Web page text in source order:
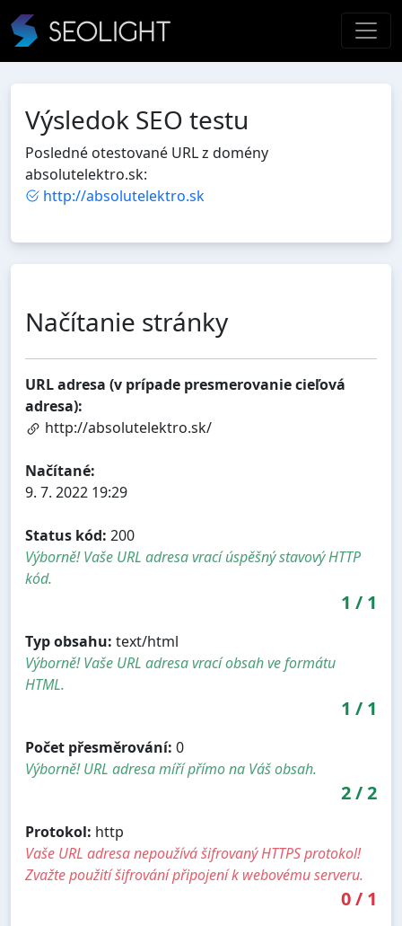
Výsledok SEO testu
Posledné otestované URL z domény
absolutelektro.sk:
http://absolutelektro.sk
Načítanie stránky
URL adresa (v prípade presmerovanie cieľová
adresa):
http://absolutelektro.sk/
Načítané:
9. 7. 2022 19:29
Status kód: 200
Výborně! Vaše URL adresa vrací úspěšný stavový HTTP
kód.
1 / 1
Typ obsahu: text/html
Výborně! Vaše URL adresa vrací obsah ve formátu
HTML.
1 / 1
Počet přesměrování: 0
Výborně! URL adresa míří přímo na Váš obsah.
2/2
Protokol: http
Vaše URL adresa nepoužívá šifrovaný HTTPS protokol!
Zvažte použití šifrování připojení k webovému serveru.
0/ 1